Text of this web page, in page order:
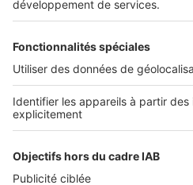
Tous nos services pro
Accès client
À DÉCOUVRIR
Annuaire des professionnels
Tout l'immobilier
Toutes les villes